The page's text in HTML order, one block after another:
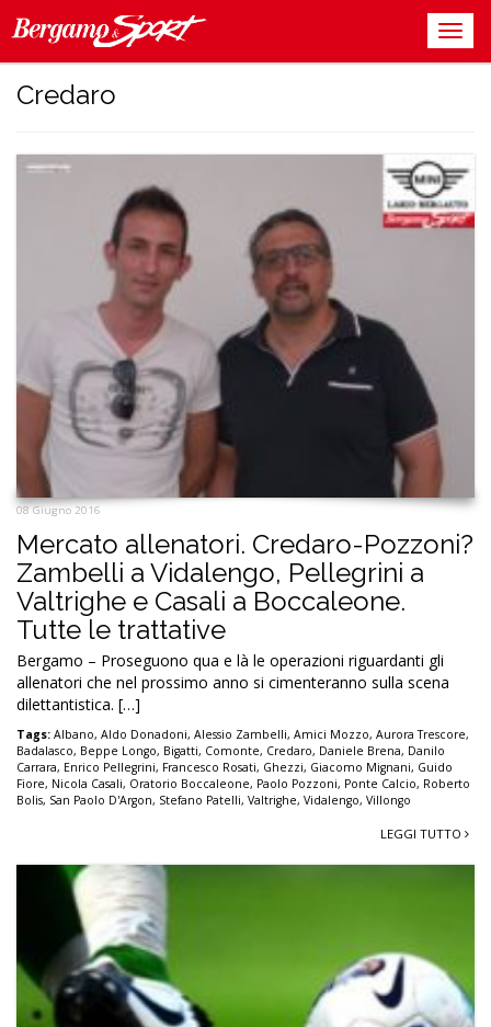
Credaro
08 Giugno 2016
Mercato allenatori. Credaro-Pozzoni?
Zambelli a Vidalengo, Pellegrini a
Valtrighe e Casali a Boccaleone.
Tutte le trattative
Bergamo – Proseguono qua e là le operazioni riguardanti gli
allenatori che nel prossimo anno si cimenteranno sulla scena
dilettantistica. […]
Tags: Albano, Aldo Donadoni, Alessio Zambelli, Amici Mozzo, Aurora Trescore,
Badalasco, Beppe Longo, Bigatti, Comonte, Credaro, Daniele Brena, Danilo
Carrara, Enrico Pellegrini, Francesco Rosati, Ghezzi, Giacomo Mignani, Guido
Fiore, Nicola Casali, Oratorio Boccaleone, Paolo Pozzoni, Ponte Calcio, Roberto
Bolis, San Paolo D'Argon, Stefano Patelli, Valtrighe, Vidalengo, Villongo
LEGGI TUTTO